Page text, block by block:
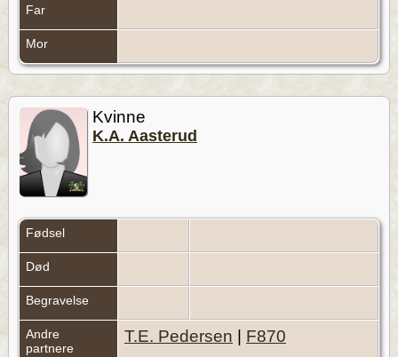
Far
Mor
Kvinne
K.A. Aasterud
Fødsel
Død
Begravelse
Andre
partnere
T.E. Pedersen F870